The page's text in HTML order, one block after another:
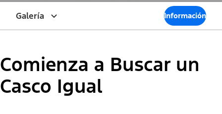
Galería Información
Comienza a Buscar un
Casco Igual